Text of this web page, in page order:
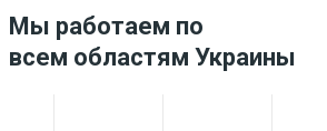
Мы работаем по
всем областям Украины